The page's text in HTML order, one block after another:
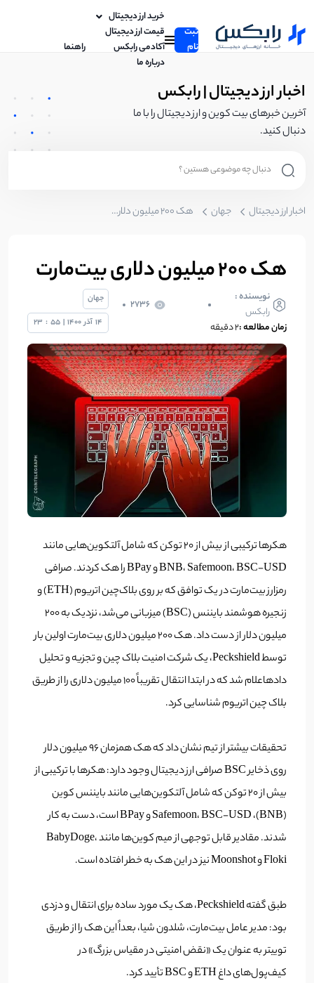
ثبت
نام
خرید ارز دیجیتال
قیمت ارز دیجیتال
آکادمی رابکس
راهنما
درباره ما
اخبار ارز دیجیتال | رابکس
آخرین خبرهای بیت کوین و ارز دیجیتال را با ما
دنبال کنید.
اخبار ارز دیجیتال جهان هک ۲۰۰ میلیون دلاری بیت‌مارت
هک ۲۰۰ میلیون دلاری بیت‌مارت
نویسنده :
رابکس
2736
زمان مطالعه :۲ دقیقه
جهان
14 آذر 1400
|
55
:
23
هکرها ترکیبی از بیش از 20 توکن که شامل آلتکوین‌هایی مانند
BNB، Safemoon، BSC-USD و BPay را هک کردند. صرافی
رمزارز بیت‌مارت در یک توافق که بر روی بلاک‌چین اتریوم (ETH) و
زنجیره هوشمند بایننس (BSC) میزبانی می‌شد، نزدیک به 200
میلیون دلار از دست داد. هک 200 میلیون دلاری بیت‌مارت اولین بار
توسط Peckshield، یک شرکت امنیت بلاک چین و تجزیه و تحلیل
دادهاعلام شد که در ابتدا انتقال تقریباً 100 میلیون دلاری را از طریق
بلاک چین اتریوم شناسایی کرد.
تحقیقات بیشتر از تیم نشان داد که هک همزمان 96 میلیون دلار
روی ذخایر BSC صرافی ارز دیجیتال وجود دارد: هکرها با ترکیبی از
بیش از 20 توکن که شامل آلتکوین‌هایی مانند بایننس کوین
(BNB)، Safemoon، BSC-USD و BPay است، دست به کار
شدند. مقادیر قابل توجهی از میم کوین‌ها مانند BabyDoge،
Floki و Moonshot نیز در این هک به خطر افتاده است.
طبق گفته Peckshield، هک یک مورد ساده برای انتقال و دزدی
بود: مدیر عامل بیت‌مارت، شلدون شیا، بعداً این هک را از طریق
توییتر به عنوان یک «نقض امنیتی در مقیاس بزرگ» در
کیف‌پول‌های داغ ETH و BSC تأیید کرد.